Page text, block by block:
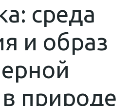
среда
и образ
природе